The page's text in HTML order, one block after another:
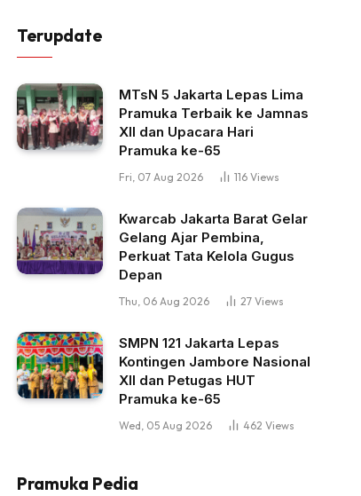
Terupdate
MTsN 5 Jakarta Lepas Lima
Pramuka Terbaik ke Jamnas
XII dan Upacara Hari
Pramuka ke-65
Fri, 07 Aug 2026 116 Views
Kwarcab Jakarta Barat Gelar
Gelang Ajar Pembina,
Perkuat Tata Kelola Gugus
Depan
Thu, 06 Aug 2026 27 Views
SMPN 121 Jakarta Lepas
Kontingen Jambore Nasional
XII dan Petugas HUT
Pramuka ke-65
Wed, 05 Aug 2026 462 Views
Pramuka Pedia